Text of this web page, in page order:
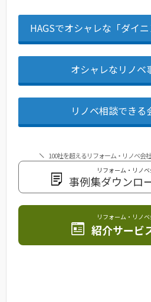
HAGSでオシャレな「ダイ
オシャレなリノベ
リノベ相談できる
100社を超えるリフォーム・リノベ会
リフォーム・リノ
事例集ダウンロ
リフォーム・リノ
紹介サービ